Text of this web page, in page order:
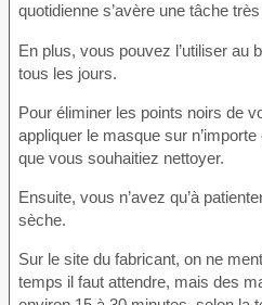
quotidienne s’avère une tâche
En plus, vous pouvez l’utiliser au
tous les jours.
Pour éliminer les points noirs de
appliquer le masque sur
que vous souhaitiez nettoyer.
Ensuite, vous n’avez qu’à
sèche.
Sur le site du fabricant, on ne
temps il faut attendre, mais des